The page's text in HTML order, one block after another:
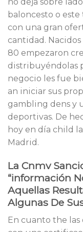
baloncesto o
con una gran
cantidad.
80 empezaron
distribuyéndolas
negocio les fue
an iniciar sus
gambling dens y
deportivas. De
hoy en día child
Madrid.
La Cnmv
“información
Aquellas
Algunas De
En cuanto the